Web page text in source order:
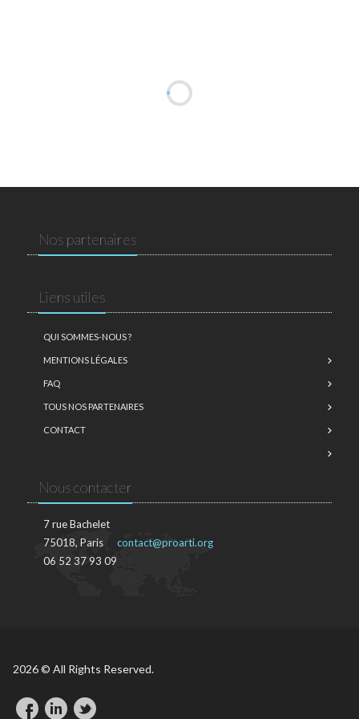
Nos partenaires
Liens utiles
QUI SOMMES-NOUS ?
MENTIONS LÉGALES
FAQ
TOUS NOS PARTENAIRES
CONTACT
Nous contacter
7 rue Bachelet
75018, Paris
06 52 37 93 09
contact@proarti.org
2026 © All Rights Reserved.